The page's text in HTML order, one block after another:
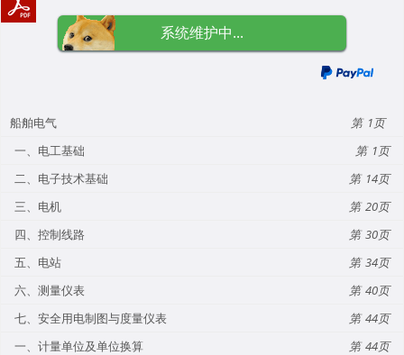
系统维护中...
船舶电气
1
一、电工基础
1
二、电子技术基础
14
三、电机
20
四、控制线路
30
五、电站
34
六、测量仪表
40
七、安全用电制图与度量仪表
44
一、计量单位及单位换算
44